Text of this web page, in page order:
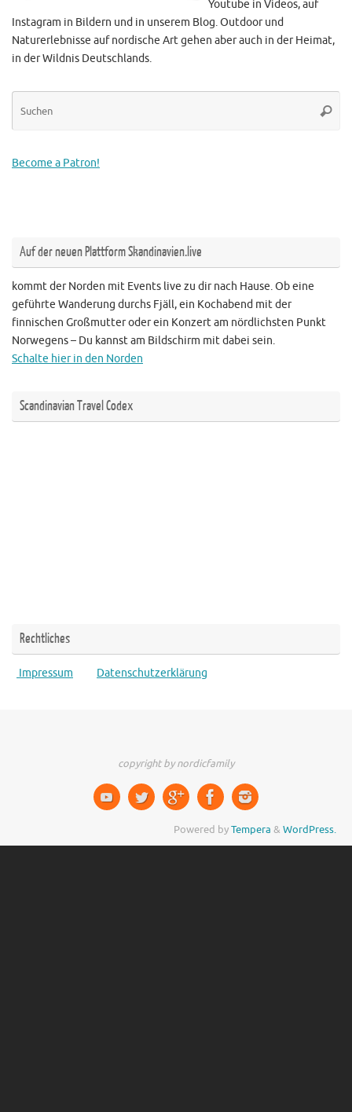
Youtube in Videos, auf
Instagram in Bildern und in unserem Blog. Outdoor und
Naturerlebnisse auf nordische Art gehen aber auch in der Heimat,
in der Wildnis Deutschlands.
Become a Patron!
Auf der neuen Plattform Skandinavien.live
kommt der Norden mit Events live zu dir nach Hause. Ob eine
geführte Wanderung durchs Fjäll, ein Kochabend mit der
finnischen Großmutter oder ein Konzert am nördlichsten Punkt
Norwegens – Du kannst am Bildschirm mit dabei sein.
Schalte hier in den Norden
Scandinavian Travel Codex
Rechtliches
Impressum Datenschutzerklärung
copyright by nordicfamily
Powered byTempera & WordPress.